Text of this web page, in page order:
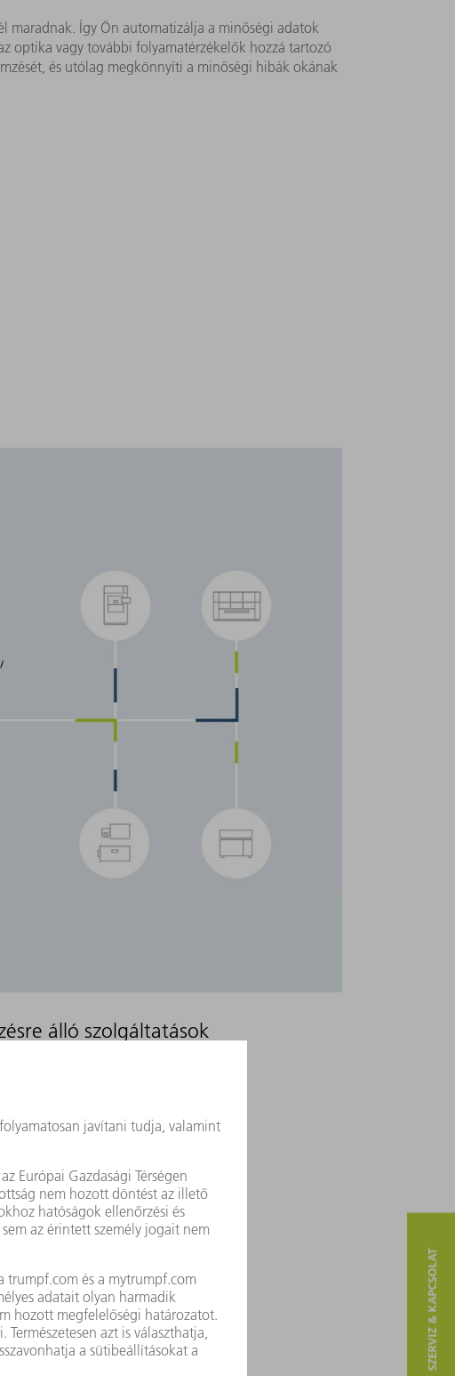
maradnak. Így Ön automatizálja a minőségi adatok
optika vagy további folyamatérzékelők hozzá tartozó
és utólag megkönnyíti a minőségi hibák okának
álló szolgáltatások
+
+
- SZERVIZ & KAPCSOLAT